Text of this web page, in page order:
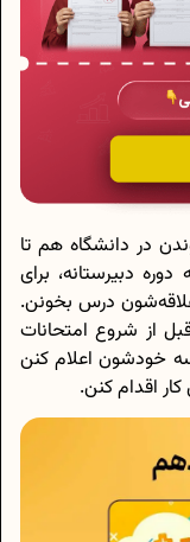
در دانشگاه هم تا
دبیرستانه، برای
درس بخونن.
از شروع امتحانات
خودشون اعلام کنن
اقدام کنن.